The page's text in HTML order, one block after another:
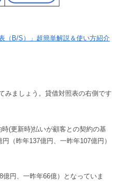
（B/S）」超簡単解説＆使い方紹介
みましょう。貸借対照表の右側です
(更新時)払いが顧客との契約の基
（昨年137億円、一昨年107億円）
円、一昨年66億）となっていま